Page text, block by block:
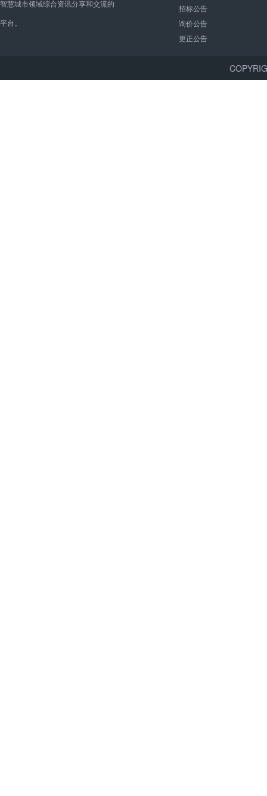
智慧城市领域综合资讯分享和交流的
平台。
招标公告
询价公告
更正公告